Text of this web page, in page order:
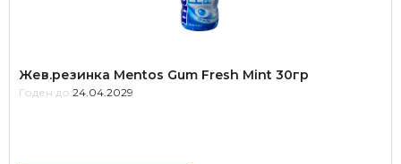
Жев.резинка Mentos Gum Fresh Mint 30гр
Годен до: 24.04.2029